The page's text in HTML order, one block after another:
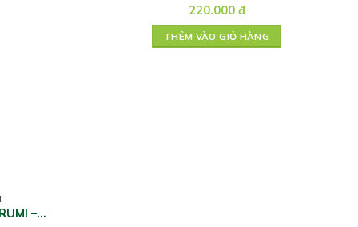
–
220.000 đ
THÊM VÀO GIỎ HÀNG